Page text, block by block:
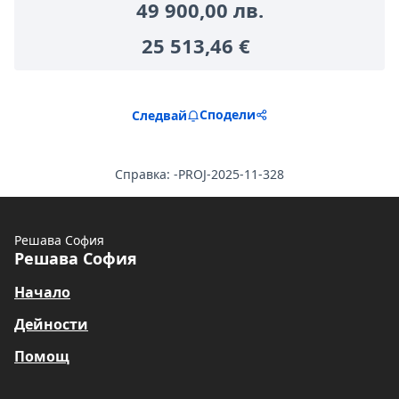
49 900,00 лв.
25 513,46 €
Следвай Сподели
Справка: -PROJ-2025-11-328
Решава София
Решава София
Начало
Дейности
Помощ